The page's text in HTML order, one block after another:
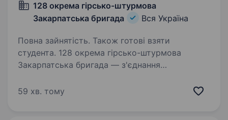
128 окрема гірсько-штурмова
Закарпатська бригада
Вся Україна
Повна зайнятість. Також готові взяти
студента. 128 окрема гірсько-штурмова
Закарпатська бригада — з'єднання
Підрозділи бригади дислокуються
59 хв. тому